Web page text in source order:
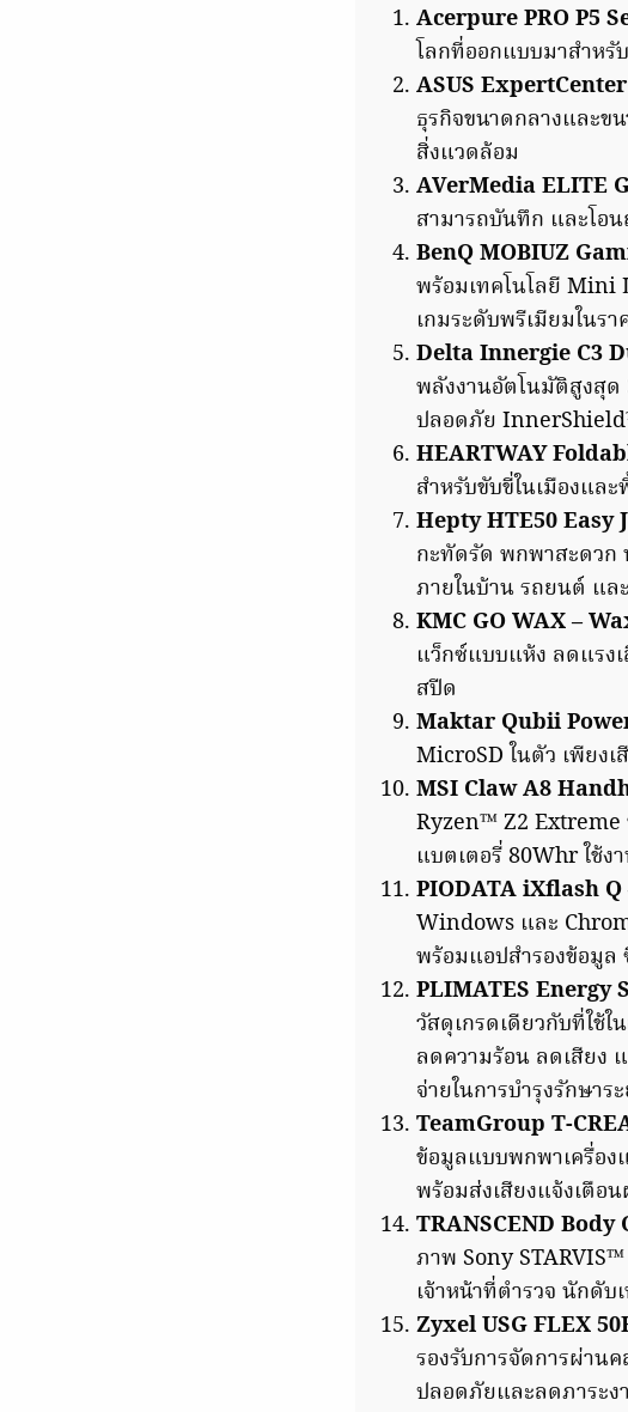
Acerpure PRO P5
โลกที่ออกแบบมาสำหรั
ASUS
ธุรกิจขนาดกลางและข
สิ่งแวดล้อม
AVerMedia ELITE
สามารถบันทึก และโอ
BenQ MOBIUZ
พร้อมเทคโนโลยี Mini
เกมระดับพรีเมียมในร
Delta Innergie C3
พลังงานอัตโนมัติสูงสุด
ปลอดภัย
HEARTWAY
สำหรับขับขี่ในเมืองแล
Hepty HTE50
กะทัดรัด พกพาสะดวก
ภายในบ้าน รถยนต์ แล
KMC GO WAX –
แว็กซ์แบบแห้ง ลดแรง
สปีด
Maktar Qubii
MicroSD ในตัว เพียง
MSI Claw A8
Ryzen™ Z2 Extreme
แบตเตอรี่ 80Whr ใช้ง
PIODATA iXflash Q
Windows และ
พร้อมแอปสำรองข้อมู
PLIMATES Energy
วัสดุเกรดเดียวกับที่ใช้
ลดความร้อน ลดเสียง
จ่ายในการบำรุงรักษาร
TeamGroup T-
ข้อมูลแบบพกพาเครื่อ
พร้อมส่งเสียงแจ้งเตือ
TRANSCEND
ภาพ Sony
เจ้าหน้าที่ตำรวจ นักดั
Zyxel USG FLEX
รองรับการจัดการผ่าน
ปลอดภัยและลดภาระง